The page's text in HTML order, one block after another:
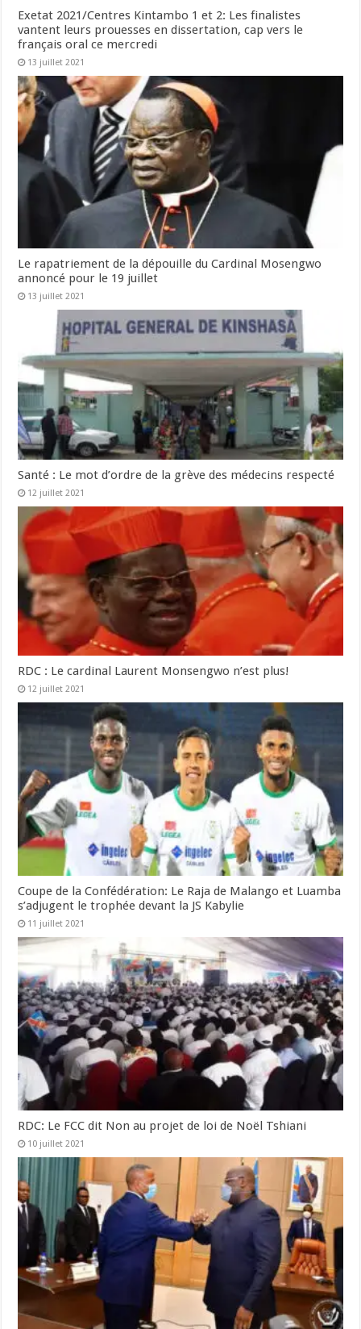
Exetat 2021/Centres Kintambo 1 et 2: Les finalistes
vantent leurs prouesses en dissertation, cap vers le
français oral ce mercredi
13 juillet 2021
Le rapatriement de la dépouille du Cardinal Mosengwo
annoncé pour le 19 juillet
13 juillet 2021
Santé : Le mot d’ordre de la grève des médecins respecté
12 juillet 2021
RDC : Le cardinal Laurent Monsengwo n’est plus!
12 juillet 2021
Coupe de la Confédération: Le Raja de Malango et Luamba
s’adjugent le trophée devant la JS Kabylie
11 juillet 2021
RDC: Le FCC dit Non au projet de loi de Noël Tshiani
10 juillet 2021